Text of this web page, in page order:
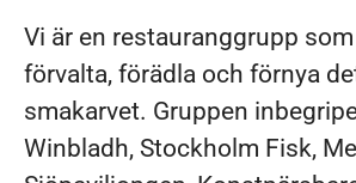
Vi är en restauranggrupp
förvalta, förädla och förnya
smakarvet. Gruppen
Winbladh, Stockholm Fisk,